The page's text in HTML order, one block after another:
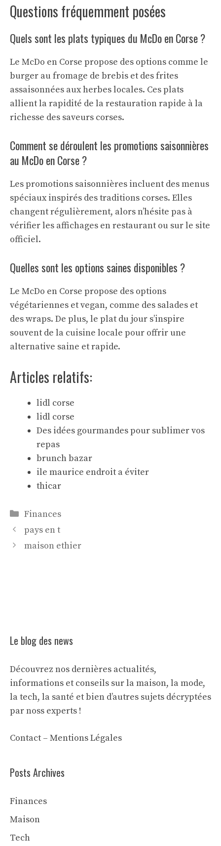
Questions fréquemment posées
Quels sont les plats typiques du McDo en Corse ?
Le McDo en Corse propose des options comme le
burger au fromage de brebis et des frites
assaisonnées aux herbes locales. Ces plats
allient la rapidité de la restauration rapide à la
richesse des saveurs corses.
Comment se déroulent les promotions saisonnières
au McDo en Corse ?
Les promotions saisonnières incluent des menus
spéciaux inspirés des traditions corses. Elles
changent régulièrement, alors n’hésite pas à
vérifier les affichages en restaurant ou sur le site
officiel.
Quelles sont les options saines disponibles ?
Le McDo en Corse propose des options
végétariennes et vegan, comme des salades et
des wraps. De plus, le plat du jour s’inspire
souvent de la cuisine locale pour offrir une
alternative saine et rapide.
Articles relatifs:
lidl corse
lidl corse
Des idées gourmandes pour sublimer vos
repas
brunch bazar
ile maurice endroit a éviter
thicar
Catégories
Finances
pays en t
maison ethier
Le blog des news
Découvrez nos dernières actualités,
informations et conseils sur la maison, la mode,
la tech, la santé et bien d’autres sujets décryptées
par noss experts !
Contact – Mentions Légales
Posts Archives
Finances
Maison
Tech